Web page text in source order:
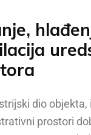
dio objekta, i
prostori